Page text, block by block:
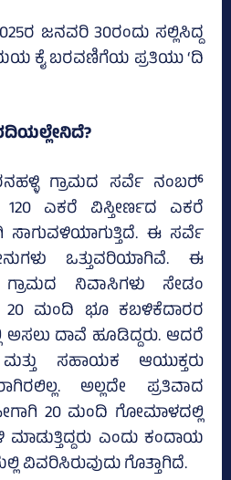
ಜನವರಿ 30ರಂದು ಸಲ್ಲಿಸಿದ್ದ
ಕೈ ಬರವಣಿಗೆಯ ಪ್ರತಿಯು ‘ದಿ
ಗ್ರಾಮದ ಸರ್ವೆ ನಂಬರ್‍‌
120 ಎಕರೆ ವಿಸ್ತೀರ್ಣದ ಎಕರೆ
ಈ ಸರ್ವೆ
ಒತ್ತುವರಿಯಾಗಿವೆ. ಈ
ನಿವಾಸಿಗಳು ಸೇಡಂ
20 ಮಂದಿ ಭೂ ಕಬಳಿಕೆದಾರರ
ಅಸಲು ದಾವೆ ಹೂಡಿದ್ದರು. ಆದರೆ
ಸಹಾಯಕ ಆಯುಕ್ತರು
ಅಲ್ಲದೇ ಪ್ರತಿವಾದ
20 ಮಂದಿ ಗೋಮಾಳದಲ್ಲಿ
ಎಂದು ಕಂದಾಯ
ವಿವರಿಸಿರುವುದು ಗೊತ್ತಾಗಿದೆ.